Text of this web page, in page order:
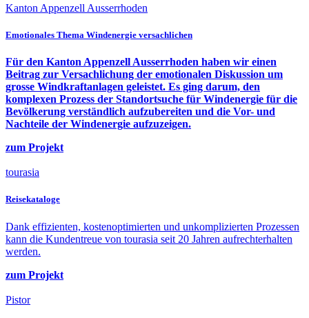
Kanton Appenzell Ausserrhoden
Emotionales Thema Windenergie versachlichen
Für den Kanton Appenzell Ausserrhoden haben wir einen
Beitrag zur Versachlichung der emotionalen Diskussion um
grosse Windkraftanlagen geleistet. Es ging darum, den
komplexen Prozess der Standortsuche für Windenergie für die
Bevölkerung verständlich aufzubereiten und die Vor- und
Nachteile der Windenergie aufzuzeigen.
zum Projekt
tourasia
Reise­kataloge
Dank effizienten, kostenoptimierten und unkomplizierten Prozessen
kann die Kundentreue von tourasia seit 20 Jahren aufrechterhalten
werden.
zum Projekt
Pistor